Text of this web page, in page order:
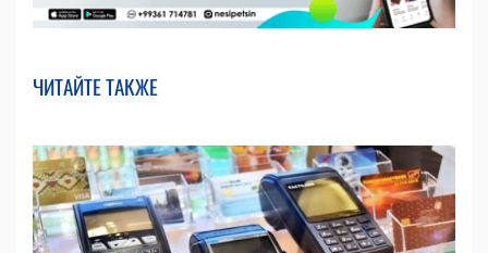
ЧИТАЙТЕ ТАКЖЕ